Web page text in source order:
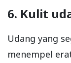
6. Kulit
Udang yang
menempel